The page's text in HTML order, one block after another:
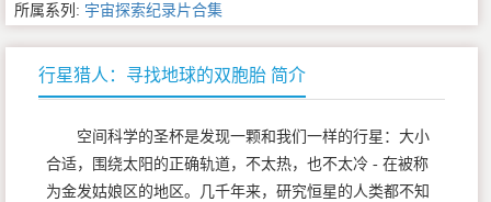
所属系列: 宇宙探索纪录片合集
行星猎人：寻找地球的双胞胎 简介
空间科学的圣杯是发现一颗和我们一样的行星：大小
合适，围绕太阳的正确轨道，不太热，也不太冷 - 在被称
为金发姑娘区的地区。几千年来，研究恒星的人类都不知